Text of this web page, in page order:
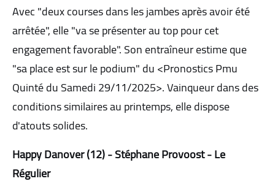
Avec "deux courses dans les jambes après avoir été
arrêtée", elle "va se présenter au top pour cet
engagement favorable". Son entraîneur estime que
"sa place est sur le podium" du <Pronostics Pmu
Quinté du Samedi 29/11/2025>. Vainqueur dans des
conditions similaires au printemps, elle dispose
d'atouts solides.
Happy Danover (12) - Stéphane Provoost - Le
Régulier